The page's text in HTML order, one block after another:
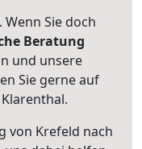
Sie doch
Beratung
und unsere
Sie gerne auf
von Krefeld nach